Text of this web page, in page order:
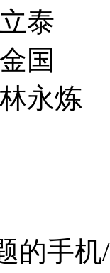
泰
国
永炼
手机/